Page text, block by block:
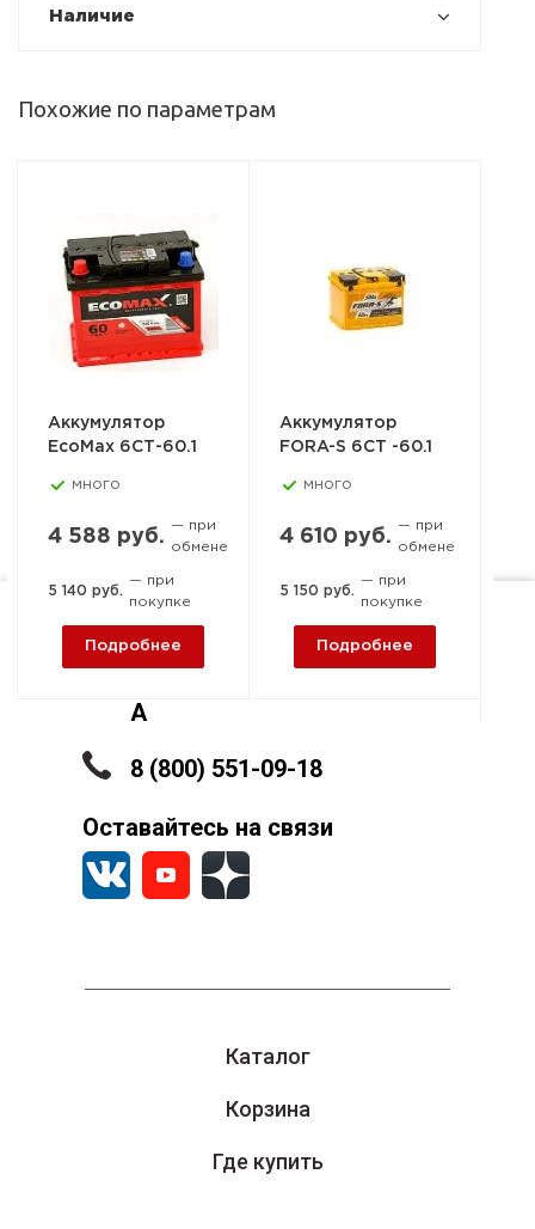
Наличие
Похожие по параметрам
Аккумулятор
EcoMax 6СТ-60.1
много
4 588 руб.
— при
обмене
5 140 руб.
— при
покупке
Подробнее
Аккумулятор
FORA-S 6СТ -60.1
много
4 610 руб.
— при
обмене
5 150 руб.
— при
покупке
Подробнее
Каталог
Корзина
Где купить
Ростов-на-Дону, пер. 1-й
Машиностроительный, 15-
А
8 (800) 551-09-18
Оставайтесь на связи